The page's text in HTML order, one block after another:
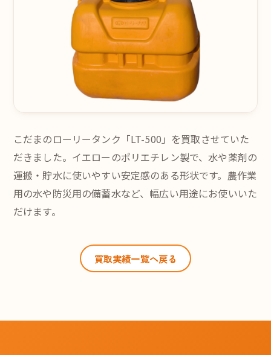
こだまのローリータンク「LT-500」を買取させていた
だきました。イエローのポリエチレン製で、水や薬剤の
運搬・貯水に使いやすい安定感のある形状です。農作業
用の水や防災用の備蓄水など、幅広い用途にお使いいた
だけます。
買取実績一覧へ戻る